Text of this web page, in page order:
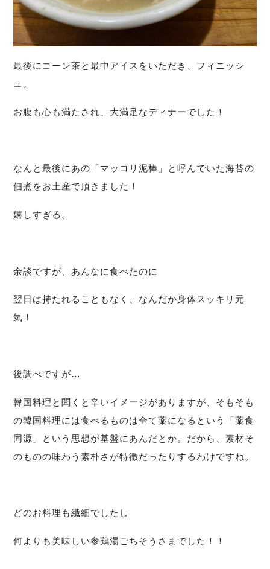
最後にコーン茶と最中アイスをいただき、フィニッシ
ュ。
お腹も心も満たされ、大満足なディナーでした！
なんと最後にあの「マッコリ泥棒」と呼んでいた海苔の
佃煮をお土産で頂きました！
嬉しすぎる。
余談ですが、あんなに食べたのに
翌日は持たれることもなく、なんだか身体スッキリ元
気！
後調べですが…
韓国料理と聞くと辛いイメージがありますが、 そもそも
の韓国料理には食べるものは全て薬になるという「薬食
同源」という思想が基盤にあんだとか。だから、素材そ
のものの味わう素朴さが特徴だったりするわけですね。
どのお料理も繊細でしたし
何よりも 美味しい参鶏湯ごちそうさまでした！！